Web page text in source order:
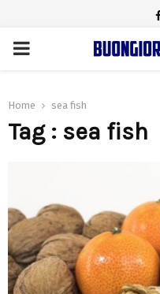
PRIMARY
Home sea fish
Tag : sea fish